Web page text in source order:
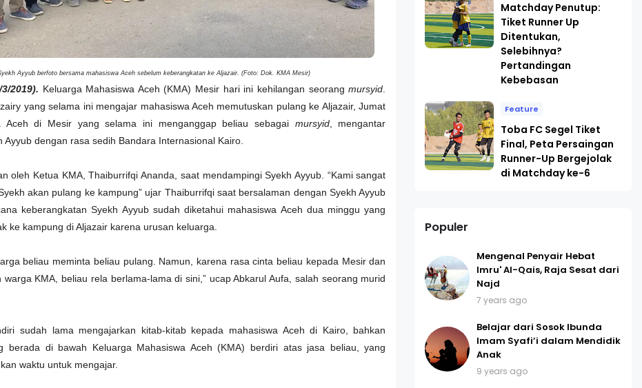
Ayyub berfoto bersama mahasiswa Aceh sebelum keberangkatan ke Aljazair. (Foto: Dok. KMA Mesir)
2019). Keluarga Mahasiswa Aceh (KMA) Mesir hari ini kehilangan seorangmursyid.
yang selama ini mengajar mahasiswa Aceh memutuskan pulang ke Aljazair, Jumat
Aceh di Mesir yang selama ini menganggap beliau sebagai mursyid, mengantar
Ayyub dengan rasa sedih Bandara Internasional Kairo.
oleh Ketua KMA, Thaiburrifqi Ananda, saat mendampingi Syekh Ayyub. “Kami sangat
akan pulang ke kampung” ujar Thaiburrifqi saat bersalaman dengan Syekh Ayyub
keberangkatan Syekh Ayyub sudah diketahui mahasiswa Aceh dua minggu yang
ke kampung di Aljazair karena urusan keluarga.
beliau meminta beliau pulang. Namun, karena rasa cinta beliau kepada Mesir dan
warga KMA, beliau rela berlama-lama di sini,” ucap Abkarul Aufa, salah seorang murid
sudah lama mengajarkan kitab-kitab kepada mahasiswa Aceh di Kairo, bahkan
berada di bawah Keluarga Mahasiswa Aceh (KMA) berdiri atas jasa beliau, yang
waktu untuk mengajar.
Matchday Penutup:
Tiket Runner Up
Ditentukan,
Selebihnya?
Pertandingan
Kebebasan
Feature
Toba FC Segel Tiket
Final, Peta Persaingan
Runner-Up Bergejolak
di Matchday ke-6
Populer
Mengenal Penyair Hebat
Imru' Al-Qais, Raja Sesat dari
Najd
7 years ago
Belajar dari Sosok Ibunda
Imam Syafi’i dalam Mendidik
Anak
9 years ago